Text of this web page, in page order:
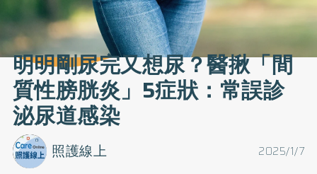
明明剛尿完又想尿？醫揪「間
質性膀胱炎」5症狀：常誤診
泌尿道感染
2025/1/7
照護線上